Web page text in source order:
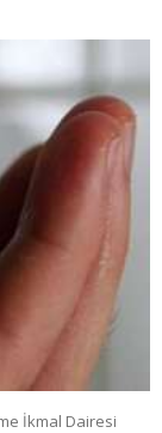
İkmal Dairesi